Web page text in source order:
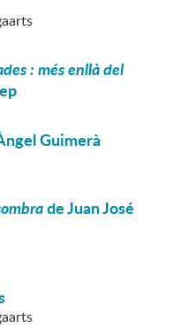
: més enllà del
Guimerà
de Juan José